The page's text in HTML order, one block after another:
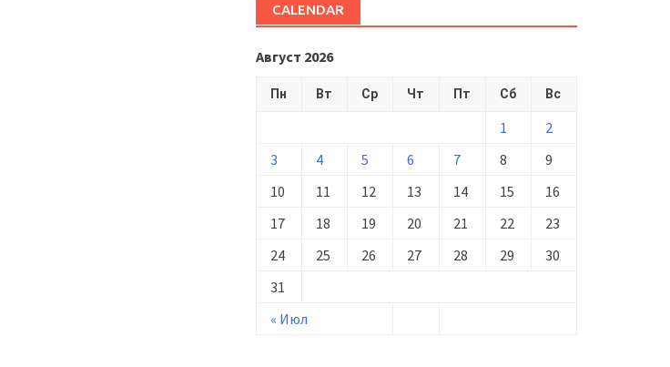
CALENDAR
Август 2026
Пн Вт Ср Чт Пт Сб Вс
« Июл
1
2
3
4 5 6 7 8
9
10
11 12 13 14 15
16
17
18 19 20 21 22
23
24
25 26 27 28 29
30
31